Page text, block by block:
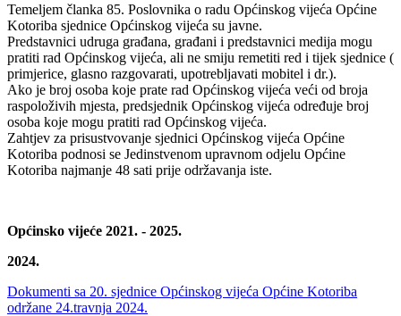
Temeljem članka 85. Poslovnika o radu Općinskog vijeća Općine
Kotoriba sjednice Općinskog vijeća su javne.
Predstavnici udruga građana, građani i predstavnici medija mogu
pratiti rad Općinskog vijeća, ali ne smiju remetiti red i tijek sjednice (
primjerice, glasno razgovarati, upotrebljavati mobitel i dr.).
Ako je broj osoba koje prate rad Općinskog vijeća veći od broja
raspoloživih mjesta, predsjednik Općinskog vijeća određuje broj
osoba koje mogu pratiti rad Općinskog vijeća.
Zahtjev za prisustvovanje sjednici Općinskog vijeća Općine
Kotoriba podnosi se Jedinstvenom upravnom odjelu Općine
Kotoriba najmanje 48 sati prije održavanja iste.
Općinsko vijeće 2021. - 2025.
2024.
Dokumenti sa 20. sjednice Općinskog vijeća Općine Kotoriba
održane 24.travnja 2024.